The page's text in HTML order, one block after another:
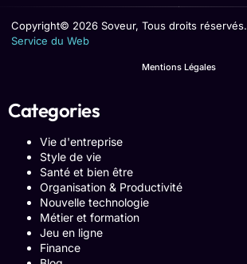
Copyright© 2026 Soveur, Tous droits réservés.
Service du Web
Mentions Légales
Categories
Vie d'entreprise
Style de vie
Santé et bien être
Organisation & Productivité
Nouvelle technologie
Métier et formation
Jeu en ligne
Finance